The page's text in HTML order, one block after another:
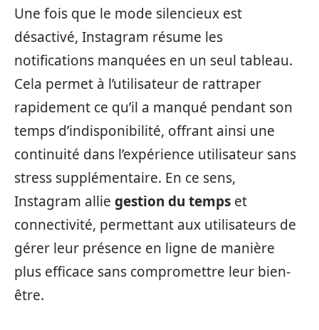
Une fois que le mode silencieux est
désactivé, Instagram résume les
notifications manquées en un seul tableau.
Cela permet à l’utilisateur de rattraper
rapidement ce qu’il a manqué pendant son
temps d’indisponibilité, offrant ainsi une
continuité dans l’expérience utilisateur sans
stress supplémentaire. En ce sens,
Instagram allie gestion du temps et
connectivité, permettant aux utilisateurs de
gérer leur présence en ligne de manière
plus efficace sans compromettre leur bien-
être.